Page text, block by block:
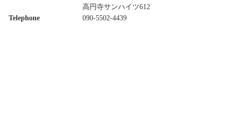
高円寺サンハイツ612
Telephone
090-5502-4439